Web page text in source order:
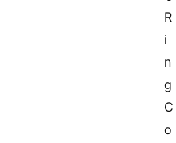
R
i
n
g
C
o